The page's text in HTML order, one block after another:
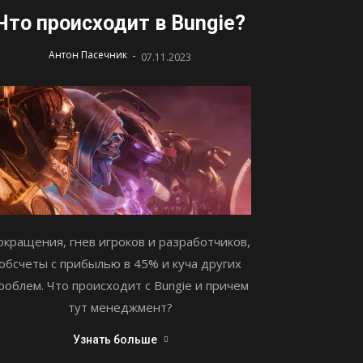
происходит в Bungie?
Антон Пасечник - 07.11.2023
гнев игроков и разработчиков,
с прибылью в 45% и куча других
Что происходит с Bungie и причем
тут менеджмент?
Узнать больше